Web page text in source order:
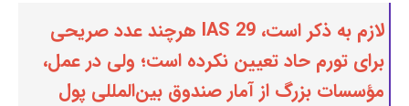
لازم به ذکر است، IAS 29 هرچند عدد صریحی
برای تورم حاد تعیین نکرده است؛ ولی در عمل،
مؤسسات بزرگ از آمار صندوق بین‌المللی پول